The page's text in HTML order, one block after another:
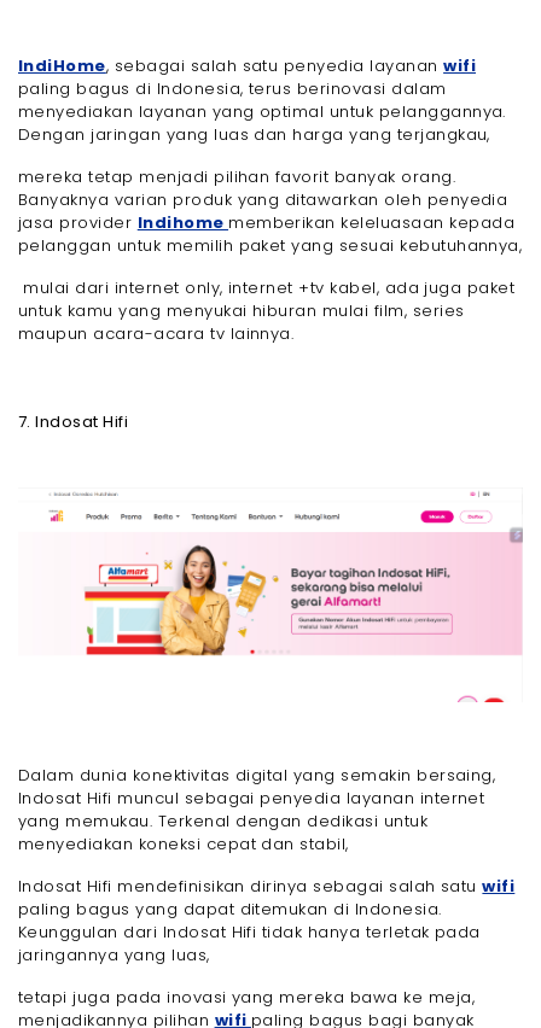
IndiHome, sebagai salah satu penyedia layananwifi
paling bagus di Indonesia, terus berinovasi dalam
menyediakan layanan yang optimal untuk pelanggannya.
Dengan jaringan yang luas dan harga yang terjangkau,
mereka tetap menjadi pilihan favorit banyak orang.
Banyaknya varian produk yang ditawarkan oleh penyedia
jasa provider Indihome memberikan keleluasaan kepada
pelanggan untuk memilih paket yang sesuai kebutuhannya,
mulai dari internet only, internet +tv kabel, ada juga paket
untuk kamu yang menyukai hiburan mulai film, series
maupun acara-acara tv lainnya.
7. Indosat Hifi
Dalam dunia konektivitas digital yang semakin bersaing,
Indosat Hifi muncul sebagai penyedia layanan internet
yang memukau. Terkenal dengan dedikasi untuk
menyediakan koneksi cepat dan stabil,
Indosat Hifi mendefinisikan dirinya sebagai salah satuwifi
paling bagus yang dapat ditemukan di Indonesia.
Keunggulan dari Indosat Hifi tidak hanya terletak pada
jaringannya yang luas,
tetapi juga pada inovasi yang mereka bawa ke meja,
menjadikannya pilihan wifi paling bagus bagi banyak